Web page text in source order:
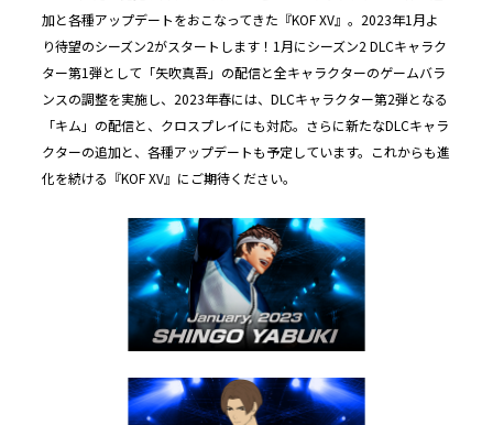
加と各種アップデートをおこなってきた『KOF XV』。2023年1月よ
り待望のシーズン2がスタートします！1月にシーズン2 DLCキャラク
ター第1弾として「矢吹真吾」の配信と全キャラクターのゲームバラ
ンスの調整を実施し、2023年春には、DLCキャラクター第2弾となる
「キム」の配信と、クロスプレイにも対応。さらに新たなDLCキャラ
クターの追加と、各種アップデートも予定しています。これからも進
化を続ける『KOF XV』にご期待ください。